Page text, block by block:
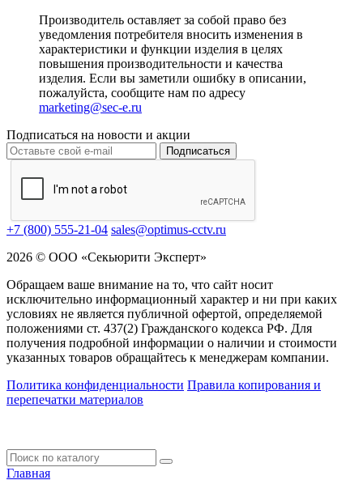
Производитель оставляет за собой право без
уведомления потребителя вносить изменения в
характеристики и функции изделия в целях
повышения производительности и качества
изделия. Если вы заметили ошибку в описании,
пожалуйста, сообщите нам по адресу
marketing@sec-e.ru
Подписаться на новости и акции
Подписаться
+7 (800) 555-21-04 sales@optimus-cctv.ru
2026 © ООО «Секьюрити Эксперт»
Обращаем ваше внимание на то, что сайт носит
исключительно информационный характер и ни при каких
условиях не является публичной офертой, определяемой
положениями ст. 437(2) Гражданского кодекса РФ. Для
получения подробной информации о наличии и стоимости
указанных товаров обращайтесь к менеджерам компании.
Политика конфиденциальности Правила копирования и
перепечатки материалов
Главная